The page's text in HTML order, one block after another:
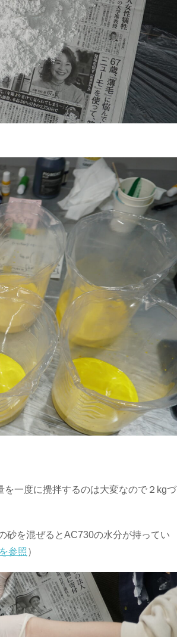
一度に攪拌するのは大変なので２kgづ
砂を混ぜるとAC730の水分が持ってい
参照 ）